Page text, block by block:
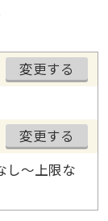
変更する
変更する
し〜上限な